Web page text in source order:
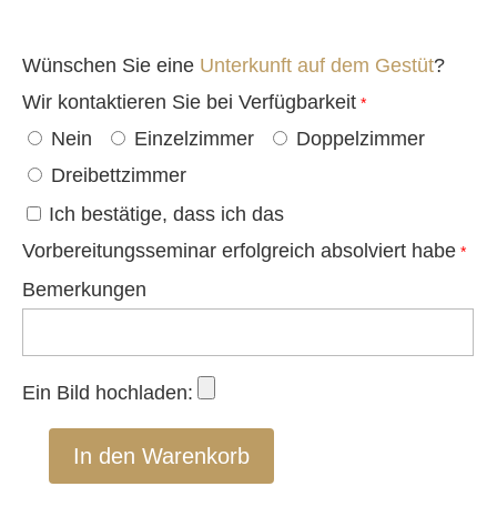
Wünschen Sie eine Unterkunft auf dem Gestüt?
Wir kontaktieren Sie bei Verfügbarkeit *
Nein Einzelzimmer
Doppelzimmer
Dreibettzimmer
Ich bestätige, dass ich das
Vorbereitungsseminar erfolgreich absolviert habe *
Bemerkungen
Ein Bild hochladen:
In den Warenkorb